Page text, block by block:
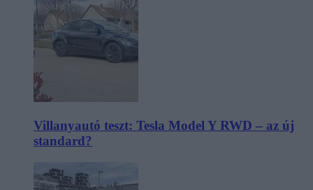
Villanyautó teszt: Tesla Model Y RWD – az új
standard?